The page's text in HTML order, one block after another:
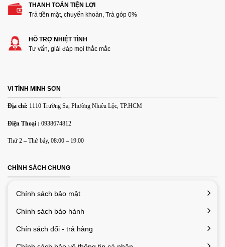
Thêm ảnh đánh giá
Các định dạng ảnh được chấp nhận: jpg,png.
Email*
cho lần bình luận kế tiếp của tôi.
THANH TOÁN TIỆN LỢI
Trả tiền mặt, chuyển khoản, Trà góp 0%
HỖ TRỢ NHIỆT TÌNH
Tư vấn, giải đáp mọi thắc mắc
VI TÍNH MINH SƠN
Địa chỉ: 1110 Trường Sa, Phường Nhiêu Lộc, TP.HCM
Điện Thoại : 0938674812
Thứ 2 – Thứ bảy, 08:00 – 19:00
CHÍNH SÁCH CHUNG
Chính sách bảo mật
Chính sách bảo hành
Chín sách đổi - trả hàng